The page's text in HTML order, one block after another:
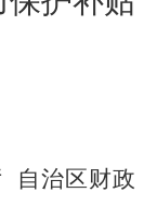
自治区财政